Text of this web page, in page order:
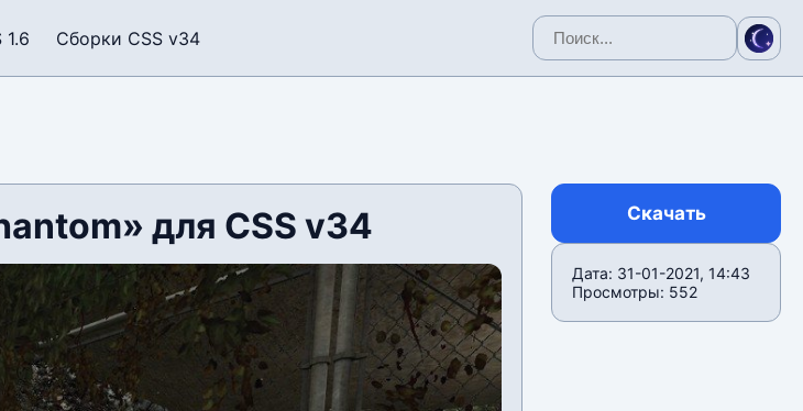
Сборки CSS v34
для CSS v34 Скачать
Дата: 31-01-2021, 14:43
Просмотры: 552